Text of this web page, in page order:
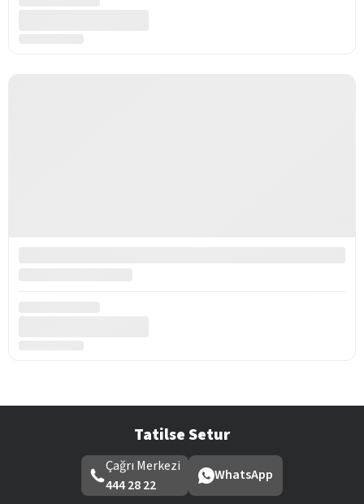
Tatilse Setur
Çağrı Merkezi
444 28 22
WhatsApp